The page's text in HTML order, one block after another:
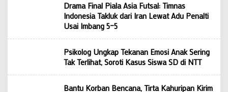
Drama Final Piala Asia Futsal: Timnas
Indonesia Takluk dari Iran Lewat Adu Penalti
Usai Imbang 5–5
Psikolog Ungkap Tekanan Emosi Anak Sering
Tak Terlihat, Soroti Kasus Siswa SD di NTT
Bantu Korban Bencana, Tirta Kahuripan Kirim